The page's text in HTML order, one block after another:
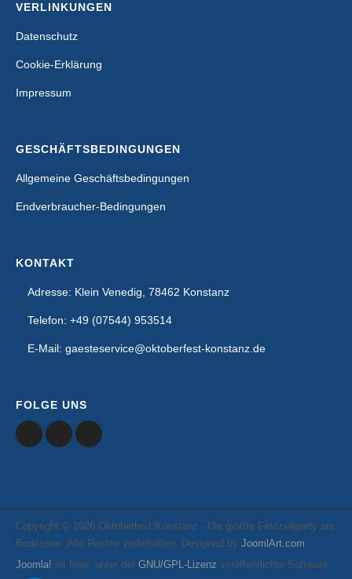
VERLINKUNGEN
Datenschutz
Cookie-Erklärung
Impressum
GESCHÄFTSBEDINGUNGEN
Allgemeine Geschäftsbedingungen
Endverbraucher-Bedingungen
KONTAKT
Adresse: Klein Venedig, 78462 Konstanz
Telefon: +49 (07544) 953514
E-Mail: gaesteservice@oktoberfest-konstanz.de
FOLGE UNS
Copyright © 2026 Oktoberfest Konstanz - Die größte Festzeltparty am
Bodensee. Alle Rechte vorbehalten. Designed by JoomlArt.com.
Joomla! ist freie, unter der GNU/GPL-Lizenz veröffentlichte Software.